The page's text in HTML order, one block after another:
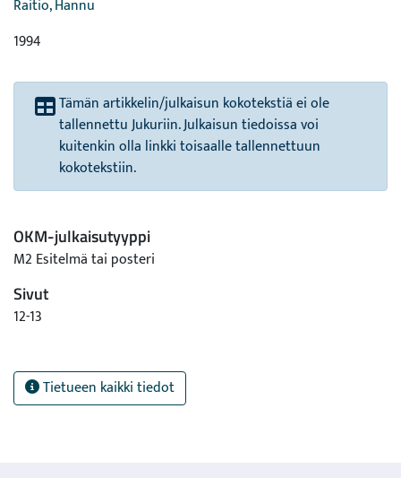
Raitio, Hannu
1994
Tämän artikkelin/julkaisun kokotekstiä ei ole
tallennettu Jukuriin. Julkaisun tiedoissa voi
kuitenkin olla linkki toisaalle tallennettuun
kokotekstiin.
OKM-julkaisutyyppi
M2 Esitelmä tai posteri
Sivut
12-13
Tietueen kaikki tiedot